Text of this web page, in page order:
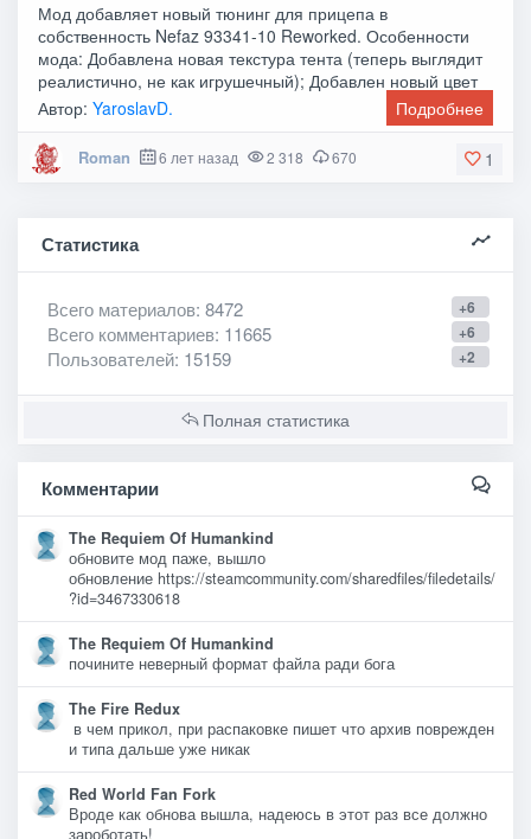
Мод добавляет новый тюнинг для прицепа в
собственность Nefaz 93341-10 Reworked. Особенности
мода: Добавлена новая текстура тента (теперь выглядит
реалистично, не как игрушечный); Добавлен новый цвет
Автор:YaroslavD. Подробнее
1
Roman 6 лет назад 2 318 670
Статистика
+6
Всего материалов: 8472
+6
Всего комментариев: 11665
+2
Пользователей: 15159
Полная статистика
Комментарии
The Requiem Of Humankind
обновите мод паже, вышло
обновление https://steamcommunity.com/sharedfiles/filedetails/
?id=3467330618
The Requiem Of Humankind
почините неверный формат файла ради бога
The Fire Redux
в чем прикол, при распаковке пишет что архив поврежден
и типа дальше уже никак
Red World Fan Fork
Вроде как обнова вышла, надеюсь в этот раз все должно
зароботать!